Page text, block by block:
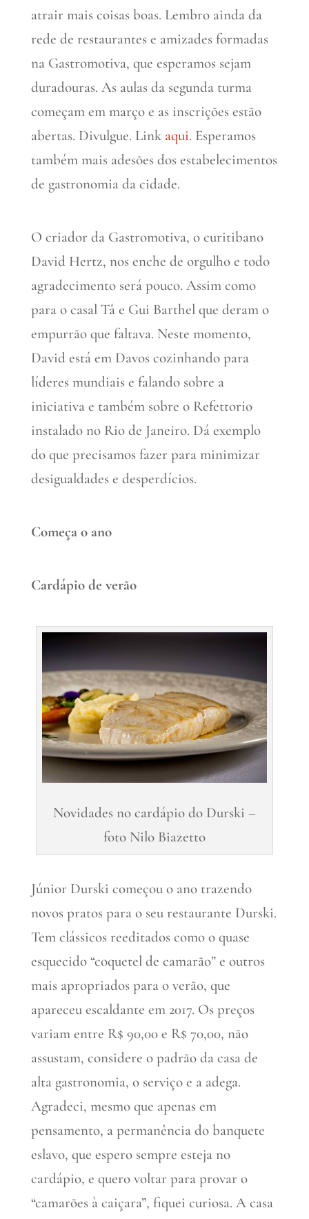
atrair mais coisas boas. Lembro ainda da
rede de restaurantes e amizades formadas
na Gastromotiva, que esperamos sejam
duradouras. As aulas da segunda turma
começam em março e as inscrições estão
abertas. Divulgue. Link aqui. Esperamos
também mais adesões dos estabelecimentos
de gastronomia da cidade.
O criador da Gastromotiva, o curitibano
David Hertz, nos enche de orgulho e todo
agradecimento será pouco. Assim como
para o casal Tâ e Gui Barthel que deram o
empurrão que faltava. Neste momento,
David está em Davos cozinhando para
líderes mundiais e falando sobre a
iniciativa e também sobre o Refettorio
instalado no Rio de Janeiro. Dá exemplo
do que precisamos fazer para minimizar
desigualdades e desperdícios.
Começa o ano
Cardápio de verão
Novidades no cardápio do Durski –
foto Nilo Biazetto
Júnior Durski começou o ano trazendo
novos pratos para o seu restaurante Durski.
Tem clássicos reeditados como o quase
esquecido “coquetel de camarão” e outros
mais apropriados para o verão, que
apareceu escaldante em 2017. Os preços
variam entre R$ 90,00 e R$ 70,00, não
assustam, considere o padrão da casa de
alta gastronomia, o serviço e a adega.
Agradeci, mesmo que apenas em
pensamento, a permanência do banquete
eslavo, que espero sempre esteja no
cardápio, e quero voltar para provar o
“camarões à caiçara”, fiquei curiosa. A casa